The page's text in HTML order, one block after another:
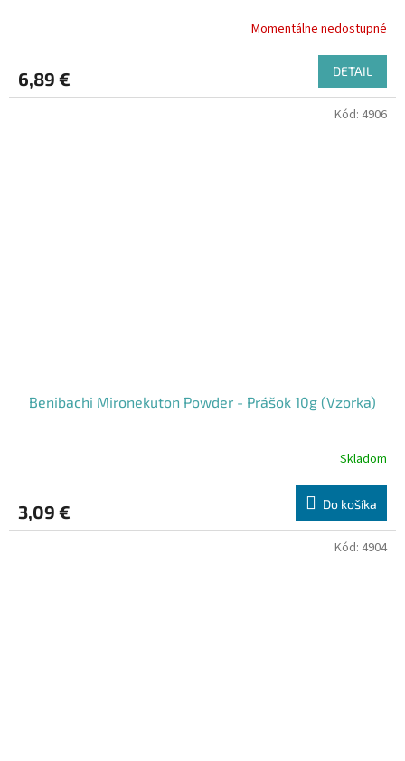
Momentálne nedostupné
6,89 € DETAIL
Benibachi Mironekuton Powder - Prášok 10g (Vzorka)
Skladom
3,09 € Do košíka
Kód: 4906
Kód: 4904